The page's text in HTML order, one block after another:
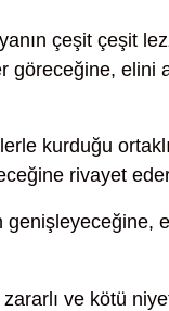
çeşit çeşit
elini
kurduğu
rivayet
genişleyeceğine,
zararlı ve kötü